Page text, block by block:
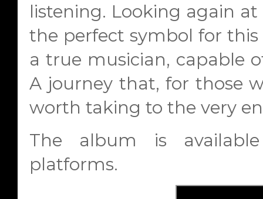
listening. Looking again
the perfect symbol for
a true musician, capable
A journey that, for those
worth taking to the very
The album is
platforms.